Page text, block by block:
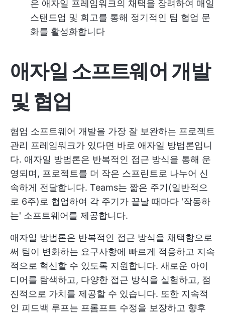
은 애자일 프레임워크의 채택을 장려하여 매일
스탠드업 및 회고를 통해 정기적인 팀 협업 문
화를 활성화합니다
애자일 소프트웨어 개발
및 협업
협업 소프트웨어 개발을 가장 잘 보완하는 프로젝트
관리 프레임워크가 있다면 바로 애자일 방법론입니
다. 애자일 방법론은 반복적인 접근 방식을 통해 운
영되며, 프로젝트를 더 작은 스프린트로 나누어 신
속하게 전달합니다. Teams는 짧은 주기(일반적으
로 6주)로 협업하여 각 주기가 끝날 때마다 '작동하
는' 소프트웨어를 제공합니다.
애자일 방법론은 반복적인 접근 방식을 채택함으로
써 팀이 변화하는 요구사항에 빠르게 적응하고 지속
적으로 혁신할 수 있도록 지원합니다. 새로운 아이
디어를 탐색하고, 다양한 접근 방식을 실험하고, 점
진적으로 가치를 제공할 수 있습니다. 또한 지속적
인 피드백 루프는 프롬프트 수정을 보장하고 향후